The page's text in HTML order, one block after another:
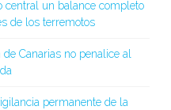
central un balance completo
de los terremotos
Canarias no penalice al
permanente de la